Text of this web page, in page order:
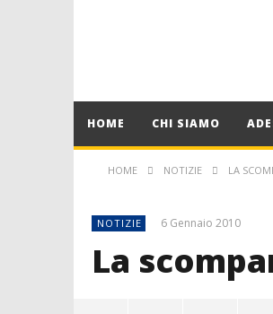
HOME CHI SIAMO
HOME NOTIZIE LA
NOTIZIE 6 Gennaio 2010
La